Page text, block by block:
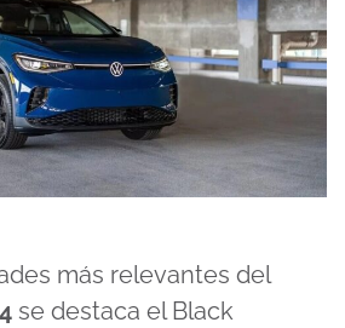
más relevantes del
se destaca el Black